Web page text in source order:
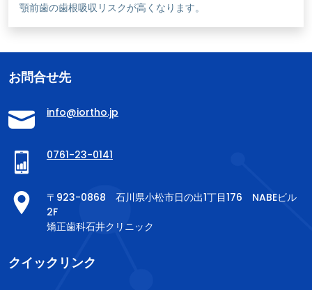
顎前歯の歯根吸収リスクが高くなります。
お問合せ先
info@iortho.jp
0761-23-0141
〒923-0868 石川県小松市日の出1丁目176 NABEビル
2F
矯正歯科石井クリニック
クイックリンク